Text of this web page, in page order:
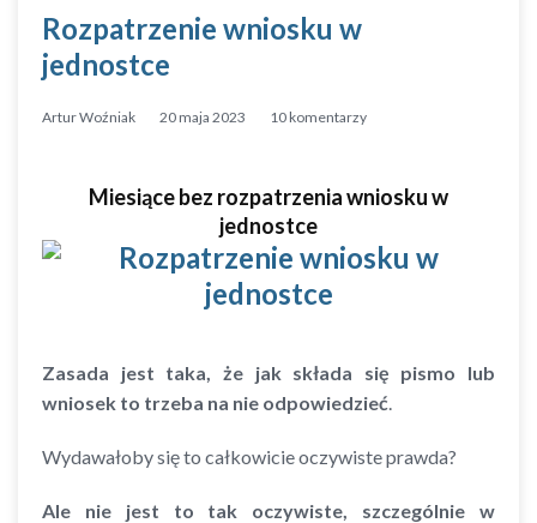
Rozpatrzenie wniosku w
jednostce
Artur Woźniak 20 maja 2023 10 komentarzy
Miesiące bez rozpatrzenia wniosku w
jednostce
Zasada jest taka, że jak składa się pismo lub
wniosek to trzeba na nie odpowiedzieć
Wydawałoby się to całkowicie oczywiste prawda?
Ale nie jest to tak oczywiste, szczególnie w